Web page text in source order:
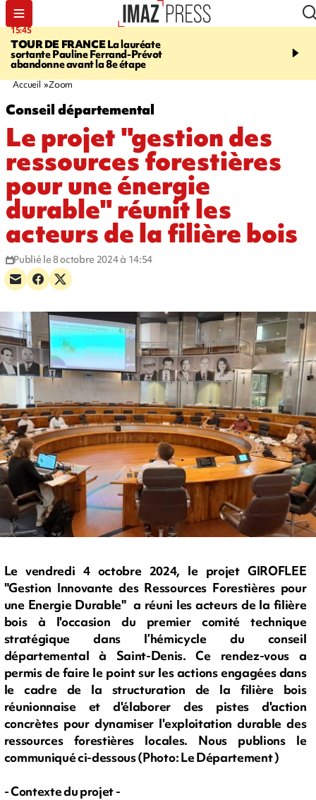
15:45
TOUR DE FRANCELa lauréate
sortante Pauline Ferrand-Prévot
abandonne avant la 8e étape
20:17
routière, concours de
Accueil Zoom
Conseil départemental
Le projet "gestion des
ressources forestières
pour une énergie
durable" réunit les
acteurs de la filière bois
Publié le 8 octobre 2024 à 14:54
Le vendredi 4 octobre 2024, le projet GIROFLEE
"Gestion Innovante des Ressources Forestières pour
une Energie Durable" a réuni les acteurs de la filière
bois à l'occasion du premier comité technique
stratégique dans l’hémicycle du conseil
départemental à Saint-Denis. Ce rendez-vous a
permis de faire le point sur les actions engagées dans
le cadre de la structuration de la filière bois
réunionnaise et d'élaborer des pistes d'action
concrètes pour dynamiser l'exploitation durable des
ressources forestières locales. Nous publions le
communiqué ci-dessous (Photo: Le Département )
- Contexte du projet -